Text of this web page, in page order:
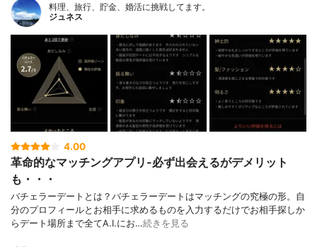
料理、旅行、貯金、婚活に挑戦してます。
ジュネス
4.00
革命的なマッチングアプリ-必ず出会えるがデメリット
も・・・
バチェラーデートとは？バチェラーデートはマッチングの究極の形。自
分のプロフィールとお相手に求めるものを入力するだけでお相手探しか
らデート場所まで全てA.I.にお…続きを見る